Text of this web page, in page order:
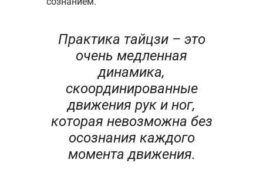
Практика тайцзи – это
очень медленная
динамика,
скоординированные
движения рук и ног,
которая невозможна без
осознания каждого
момента движения.